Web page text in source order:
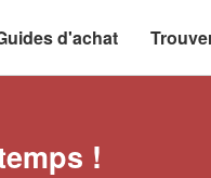
d'achat
!